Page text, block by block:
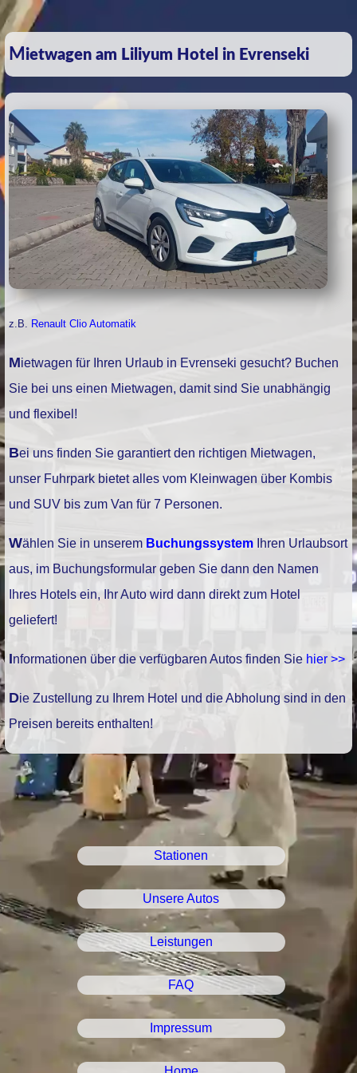
Mietwagen am Liliyum Hotel in Evrenseki
z.B. Renault Clio Automatik
Mietwagen für Ihren Urlaub in Evrenseki gesucht? Buchen
Sie bei uns einen Mietwagen, damit sind Sie unabhängig
und flexibel!
Bei uns finden Sie garantiert den richtigen Mietwagen,
unser Fuhrpark bietet alles vom Kleinwagen über Kombis
und SUV bis zum Van für 7 Personen.
Wählen Sie in unserem Buchungssystem Ihren Urlaubsort
aus, im Buchungsformular geben Sie dann den Namen
Ihres Hotels ein, Ihr Auto wird dann direkt zum Hotel
geliefert!
Informationen über die verfügbaren Autos finden Sie hier >>
Die Zustellung zu Ihrem Hotel und die Abholung sind in den
Preisen bereits enthalten!
Stationen
Unsere Autos
Leistungen
FAQ
Impressum